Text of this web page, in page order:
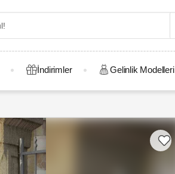
İndirimler Gelinlik Modelleri